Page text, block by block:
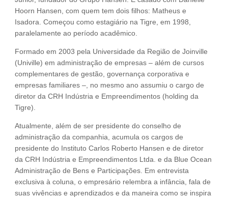
Hoorn Hansen, com quem tem dois filhos: Matheus e
Isadora. Começou como estagiário na Tigre, em 1998,
paralelamente ao período acadêmico.
Formado em 2003 pela Universidade da Região de Joinville
(Univille) em administração de empresas – além de cursos
complementares de gestão, governança corporativa e
empresas familiares –, no mesmo ano assumiu o cargo de
diretor da CRH Indústria e Empreendimentos (holding da
Tigre).
Atualmente, além de ser presidente do conselho de
administração da companhia, acumula os cargos de
presidente do Instituto Carlos Roberto Hansen e de diretor
da CRH Indústria e Empreendimentos Ltda. e da Blue Ocean
Administração de Bens e Participações. Em entrevista
exclusiva à coluna, o empresário relembra a infância, fala de
suas vivências e aprendizados e da maneira como se inspira